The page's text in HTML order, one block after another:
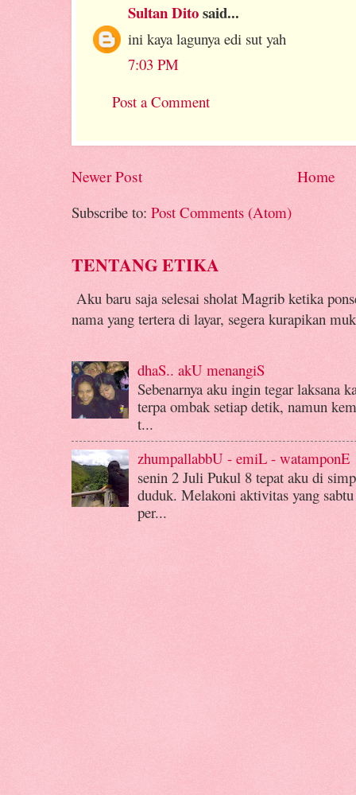
Sultan Ditosaid...
ini kaya lagunya edi sut yah
7:03 PM
Post a Comment
Newer Post
Home
Subscribe to: Post Comments (Atom)
TENTANG ETIKA
Aku baru saja selesai sholat Magrib ketika
nama yang tertera di layar, segera kurapikan
dhaS.. akU menangiS
Sebenarnya aku ingin tegar laksana
terpa ombak setiap detik, namun
t...
zhumpallabbU - emiL - watamponE
senin 2 Juli Pukul 8 tepat aku di
duduk. Melakoni aktivitas yang
per...